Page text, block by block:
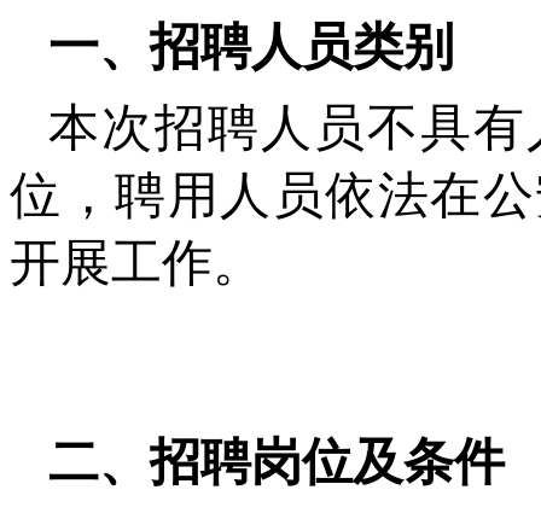
一、招聘人员类别
本次招聘人员不具
位，聘用人员依法在
开展工作。
二、招聘岗位及条件